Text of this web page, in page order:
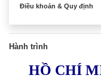
Điều khoản & Quy định
Hành trình
HỒ CHÍ